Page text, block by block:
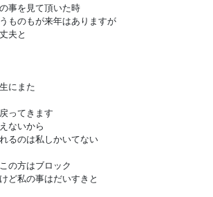
事を見て頂いた時
ものもが来年はありますが
夫と
にまた
ってきます
ないから
るのは私しかいてない
の方はブロック
ど私の事はだいすきと